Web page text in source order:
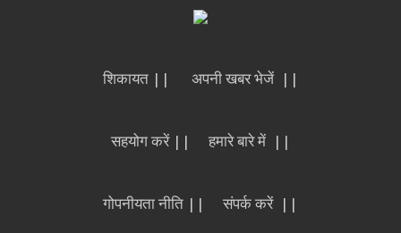
शिकायत || अपनी खबर भेजें ||
सहयोग करें || हमारे बारे में ||
गोपनीयता नीति || संपर्क करें ||